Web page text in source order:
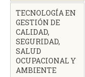
TECNOLOGÍA EN
GESTIÓN DE
CALIDAD,
SEGURIDAD,
SALUD
OCUPACIONAL Y
AMBIENTE